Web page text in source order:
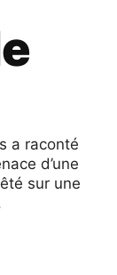
a raconté
d’une
sur une